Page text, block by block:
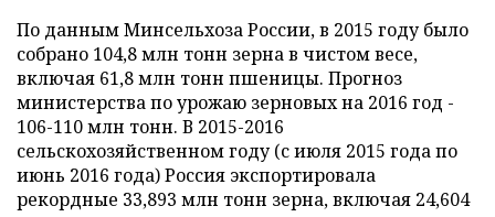
По данным Минсельхоза России, в 2015 году было
собрано 104,8 млн тонн зерна в чистом весе,
включая 61,8 млн тонн пшеницы. Прогноз
министерства по урожаю зерновых на 2016 год -
106-110 млн тонн. В 2015-2016
сельскохозяйственном году (с июля 2015 года по
июнь 2016 года) Россия экспортировала
рекордные 33,893 млн тонн зерна, включая 24,604